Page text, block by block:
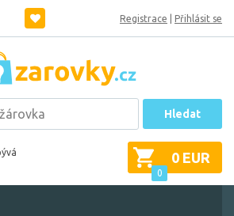
Registrace Přihlásit se
Hledat
0
0 EUR